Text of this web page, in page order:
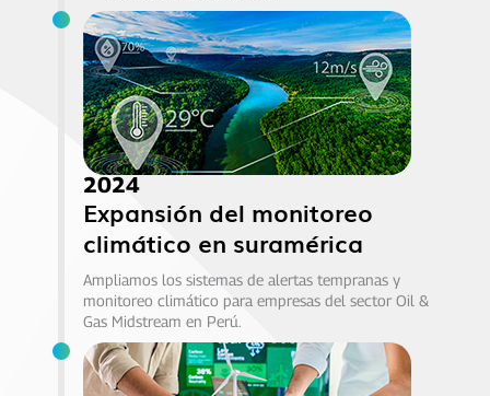
2024
Expansión del monitoreo
climático en suramérica
Ampliamos los sistemas de alertas tempranas y
monitoreo climático para empresas del sector Oil &
Gas Midstream en Perú.